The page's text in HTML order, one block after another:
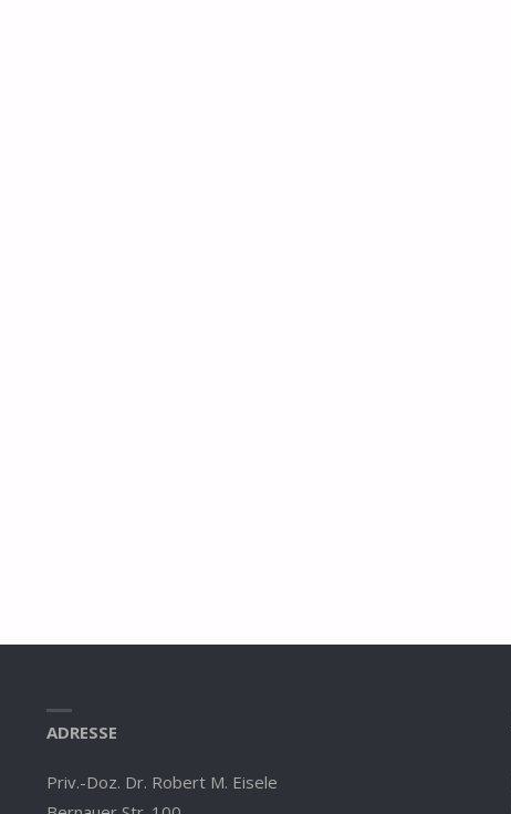
ADRESSE
Priv.-Doz. Dr. Robert M. Eisele